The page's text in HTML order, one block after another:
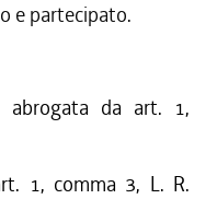
e partecipato.
da art. 1,
1, comma 3, L. R.